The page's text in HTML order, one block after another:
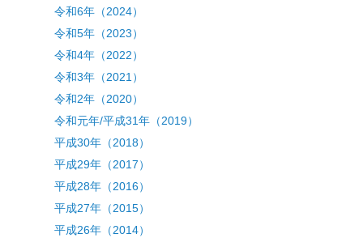
令和6年（2024）
令和5年（2023）
令和4年（2022）
令和3年（2021）
令和2年（2020）
令和元年/平成31年（2019）
平成30年（2018）
平成29年（2017）
平成28年（2016）
平成27年（2015）
平成26年（2014）